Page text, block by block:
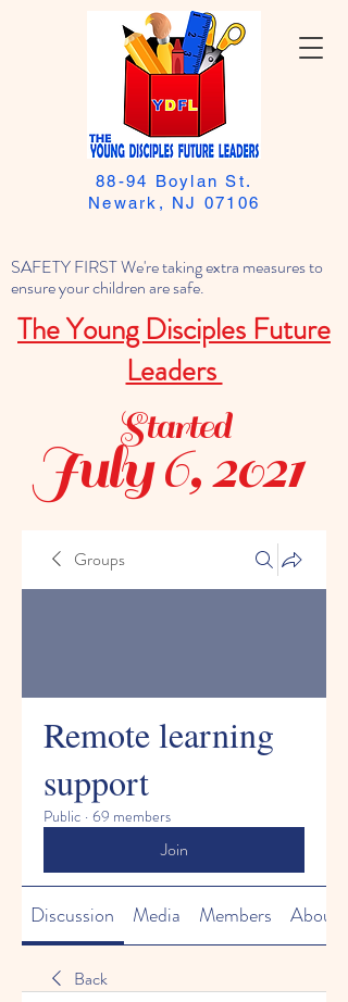
SAFETY FIRST We're taking extra measures to
ensure your children are safe.
The Young Disciples Future
Leaders
88-94 Boylan St.
Newark, NJ 07106
July 6, 2021
Started
Groups
Remote learning
support
Public · 69 members
Join
Discussion Media Members About
Back